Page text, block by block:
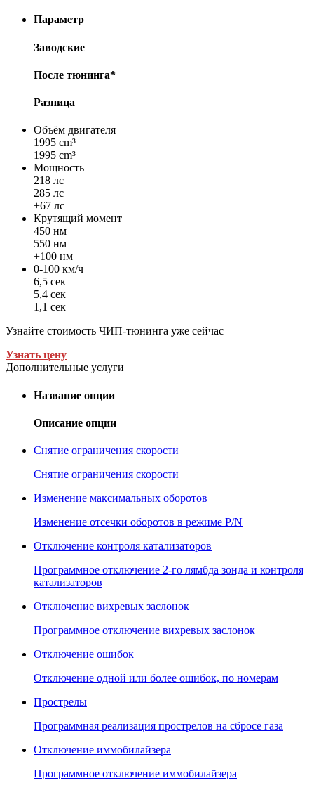
Параметр
Заводские
После тюнинга*
Разница
Объём двигателя
1995 cm³
1995 cm³
Мощность
218 лс
285 лс
+67 лс
Крутящий момент
450 нм
550 нм
+100 нм
0-100 км/ч
6,5 сек
5,4 сек
1,1 сек
Узнайте стоимость ЧИП-тюнинга уже сейчас
Узнать цену
Дополнительные услуги
Название опции
Описание опции
Снятие ограничения скорости
Снятие ограничения скорости
Изменение максимальных оборотов
Изменение отсечки оборотов в режиме P/N
Отключение контроля катализаторов
Программное отключение 2-го лямбда зонда и контроля
катализаторов
Отключение вихревых заслонок
Программное отключение вихревых заслонок
Отключение ошибок
Отключение одной или более ошибок, по номерам
Прострелы
Программная реализация прострелов на сбросе газа
Отключение иммобилайзера
Программное отключение иммобилайзера